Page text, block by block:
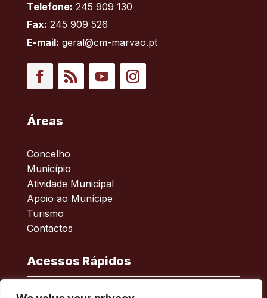
Telefone: 245 909 130
Fax: 245 909 526
E-mail: geral@cm-marvao.pt
Áreas
Concelho
Município
Atividade Municipal
Apoio ao Munícipe
Turismo
Contactos
Acessos Rápidos
Acessibilidade